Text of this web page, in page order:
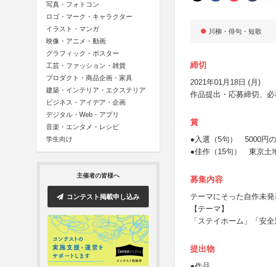
写真・フォトコン
ロゴ・マーク・キャラクター
イラスト・マンガ
映像・アニメ・動画
グラフィック・ポスター
工芸・ファッション・雑貨
プロダクト・商品企画・家具
建築・インテリア・エクステリア
ビジネス・アイデア・企画
デジタル・Web・アプリ
音楽・エンタメ・レシピ
学生向け
主催者の皆様へ
コンテスト掲載申し込み
川柳・俳句・短歌
締切
2021年01月18日 (月)
作品提出・応募締切、必
賞
●入選（5句） 5000円
●佳作（15句） 東京土
募集内容
テーマにそった自作未
【テーマ】
「ステイホーム」「安全
提出物